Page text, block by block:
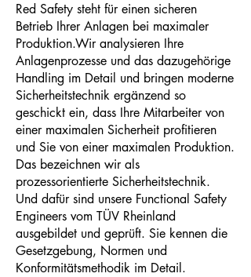
Red Safety steht für einen sicheren
Betrieb Ihrer Anlagen bei maximaler
Produktion.Wir analysieren Ihre
Anlagenprozesse und das dazugehörige
Handling im Detail und bringen moderne
Sicherheitstechnik ergänzend so
geschickt ein, dass Ihre Mitarbeiter von
einer maximalen Sicherheit profitieren
und Sie von einer maximalen Produktion.
Das bezeichnen wir als
prozessorientierte Sicherheitstechnik.
Und dafür sind unsere Functional Safety
Engineers vom TÜV Rheinland
ausgebildet und geprüft. Sie kennen die
Gesetzgebung, Normen und
Konformitätsmethodik im Detail.